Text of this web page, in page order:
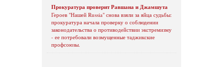
Прокуратура проверит Равшана и Джамшута
Героев "Нашей Russia" снова взяли за яйца судьбы:
прокуратура начала проверку о соблюдении
законодательства о противодействии экстремизму
- ее потребовали возмущенные таджикские
профсоюзы.